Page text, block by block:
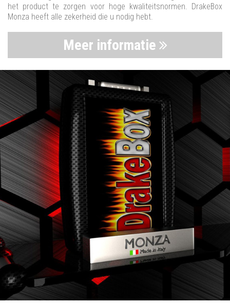
het product te zorgen voor hoge kwaliteitsnormen. DrakeBox
Monza heeft alle zekerheid die u nodig hebt.
Meer informatie